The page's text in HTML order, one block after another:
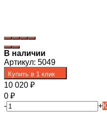
В наличии
Артикул: 5049
Купить в 1 клик
10 020 ₽
0 ₽
-
+